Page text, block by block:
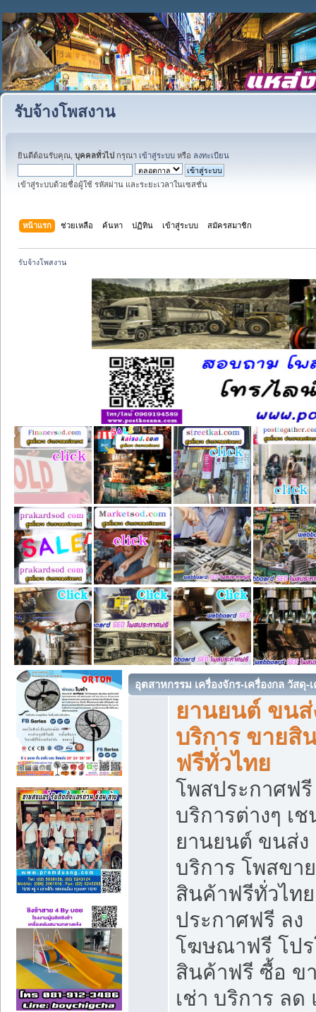
รับจ้างโพสงาน
ยินดีต้อนรับคุณ, บุคคลทั่วไป กรุณา เข้าสู่ระบบ หรือ ลงทะเบียน
เข้าสู่ระบบด้วยชื่อผู้ใช้ รหัสผ่าน และระยะเวลาในเซสชั่น
หน้าแรก ช่วยเหลือ ค้นหา ปฏิทิน เข้าสู่ระบบ สมัครสมาชิก
รับจ้างโพสงาน
อุตสาหกรรม เครื่องจักร-เครื่องกล วัสดุ
ยานยนต์ ขนส่
บริการ ขายสิ
ฟรีทั่วไทย
โพสประกาศฟรี
บริการต่างๆ เช
ยานยนต์ ขนส่ง
บริการ โพสขาย
สินค้าฟรีทั่วไท
ประกาศฟรี ลง
โฆษณาฟรี โป
สินค้าฟรี ซื้อ ข
เช่า บริการ ลด